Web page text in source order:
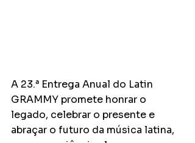
A 23.ª Entrega Anual do Latin
GRAMMY promete honrar o
legado, celebrar o presente e
abraçar o futuro da música latina,